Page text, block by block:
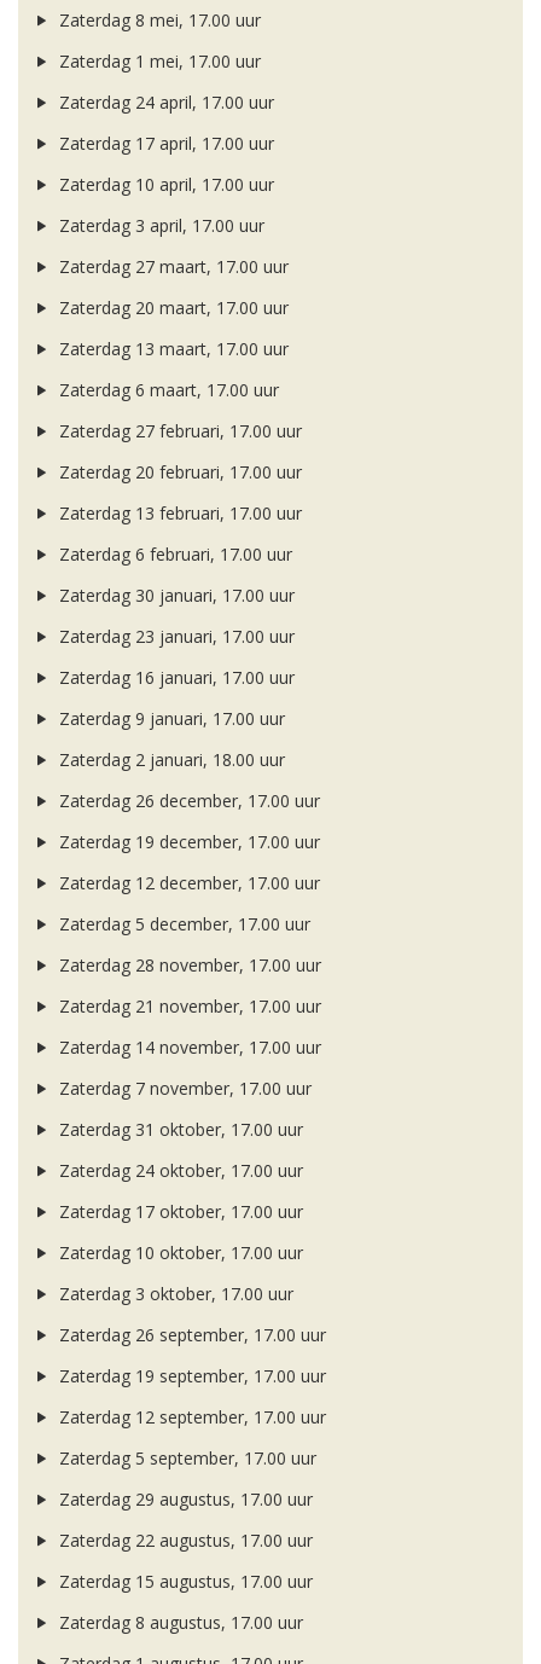
Zaterdag 8 mei, 17.00 uur
Zaterdag 1 mei, 17.00 uur
Zaterdag 24 april, 17.00 uur
Zaterdag 17 april, 17.00 uur
Zaterdag 10 april, 17.00 uur
Zaterdag 3 april, 17.00 uur
Zaterdag 27 maart, 17.00 uur
Zaterdag 20 maart, 17.00 uur
Zaterdag 13 maart, 17.00 uur
Zaterdag 6 maart, 17.00 uur
Zaterdag 27 februari, 17.00 uur
Zaterdag 20 februari, 17.00 uur
Zaterdag 13 februari, 17.00 uur
Zaterdag 6 februari, 17.00 uur
Zaterdag 30 januari, 17.00 uur
Zaterdag 23 januari, 17.00 uur
Zaterdag 16 januari, 17.00 uur
Zaterdag 9 januari, 17.00 uur
Zaterdag 2 januari, 18.00 uur
Zaterdag 26 december, 17.00 uur
Zaterdag 19 december, 17.00 uur
Zaterdag 12 december, 17.00 uur
Zaterdag 5 december, 17.00 uur
Zaterdag 28 november, 17.00 uur
Zaterdag 21 november, 17.00 uur
Zaterdag 14 november, 17.00 uur
Zaterdag 7 november, 17.00 uur
Zaterdag 31 oktober, 17.00 uur
Zaterdag 24 oktober, 17.00 uur
Zaterdag 17 oktober, 17.00 uur
Zaterdag 10 oktober, 17.00 uur
Zaterdag 3 oktober, 17.00 uur
Zaterdag 26 september, 17.00 uur
Zaterdag 19 september, 17.00 uur
Zaterdag 12 september, 17.00 uur
Zaterdag 5 september, 17.00 uur
Zaterdag 29 augustus, 17.00 uur
Zaterdag 22 augustus, 17.00 uur
Zaterdag 15 augustus, 17.00 uur
Zaterdag 8 augustus, 17.00 uur